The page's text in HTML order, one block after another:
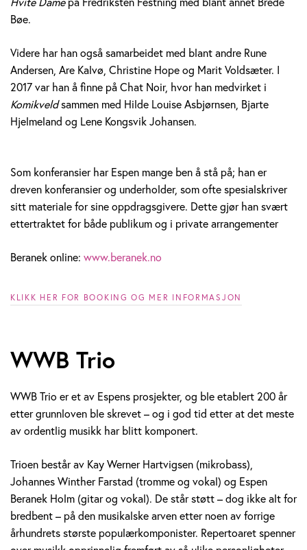
Bøe.
Videre har han også samarbeidet med blant andre Rune
Andersen, Are Kalvø, Christine Hope og Marit Voldsæter. I
2017 var han å finne på Chat Noir, hvor han medvirket i
Komikveldsammen med Hilde Louise Asbjørnsen, Bjarte
Hjelmeland og Lene Kongsvik Johansen.
Som konferansier har Espen mange ben å stå på; han er
dreven konferansier og underholder, som ofte spesialskriver
sitt materiale for sine oppdragsgivere. Dette gjør han svært
ettertraktet for både publikum og i private arrangementer
Beranek online: www.beranek.no
KLIKK HER FOR BOOKING OG MER INFORMASJON
WWB Trio
WWB Trio er et av Espens prosjekter, og ble etablert 200 år
etter grunnloven ble skrevet – og i god tid etter at det meste
av ordentlig musikk har blitt komponert.
Trioen består av Kay Werner Hartvigsen (mikrobass),
Johannes Winther Farstad (tromme og vokal) og Espen
Beranek Holm (gitar og vokal). De står støtt – dog ikke alt for
bredbent – på den musikalske arven etter noen av forrige
århundrets største populærkomponister. Repertoaret spenner